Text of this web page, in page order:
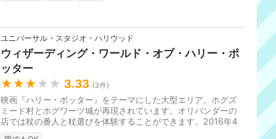
ユニバーサル・スタジオ・ハリウッド
ウィザーディング・ワールド・オブ・ハリー・ポ
ッター
★★★ ★★ 3.33 (3件)
映画『ハリー・ポッター』をテーマにした大型エリア。ホグズ
ミード村とホグワーツ城が再現されています。オリバンダーの
店では杖の番人と杖選びを体験することができます。2016年4
月オープン。